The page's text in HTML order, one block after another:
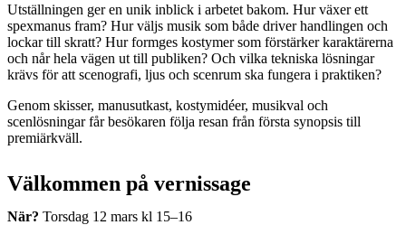
Utställningen ger en unik inblick i arbetet bakom. Hur växer ett
spexmanus fram? Hur väljs musik som både driver handlingen och
lockar till skratt? Hur formges kostymer som förstärker karaktärerna
och når hela vägen ut till publiken? Och vilka tekniska lösningar
krävs för att scenografi, ljus och scenrum ska fungera i praktiken?
Genom skisser, manusutkast, kostymidéer, musikval och
scenlösningar får besökaren följa resan från första synopsis till
premiärkväll.
Välkommen på vernissage
När? Torsdag 12 mars kl 15–16